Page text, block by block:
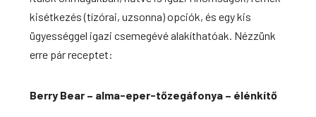
kisétkezés (tízórai, uzsonna) opciók, és egy kis
ügyességgel igazi csemegévé alakíthatóak. Nézzünk
erre pár receptet:
Berry Bear – alma-eper-tőzegáfonya – élénkítő